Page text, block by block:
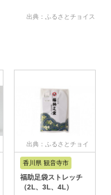
出典：ふるさとチョイス
出典：ふるさとチョイ
ス
香川県 観音寺市
福助足袋ストレッチ
（2L、3L、4L）